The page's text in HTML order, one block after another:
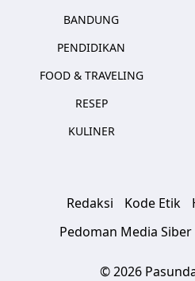
BANDUNG
PENDIDIKAN
FOOD & TRAVELING
RESEP
KULINER
Redaksi Kode Etik
Pedoman Media Siber
© 2026